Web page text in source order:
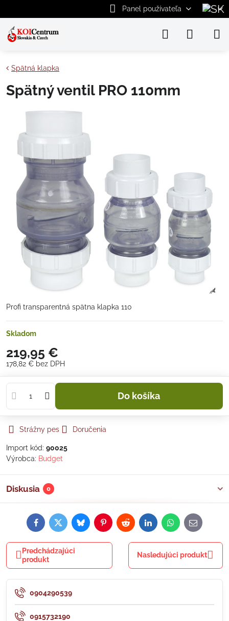
Panel používateľa
Spätná klapka
Spätný ventil PRO 110mm
Profi transparentná spätna klapka 110
Skladom
219,95 €
178,82 € bez DPH
Do košíka
Strážny pes Doručenia
Import kód: 90025
Výrobca: Budget
Diskusia 0
FacebookTwitterBlueskyPinterestRedditLinkedInWhatsApp
E-
mail
Predchádzajúci
produkt
Nasledujúci produkt
0904290539
0915732190